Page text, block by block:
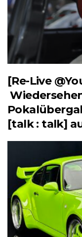
[Re-Live
[talk : talk]